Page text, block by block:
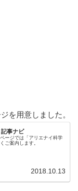
を用意しました。
事ナビ
ージでは「アリエナイ科学
ご案内します。
2018.10.13